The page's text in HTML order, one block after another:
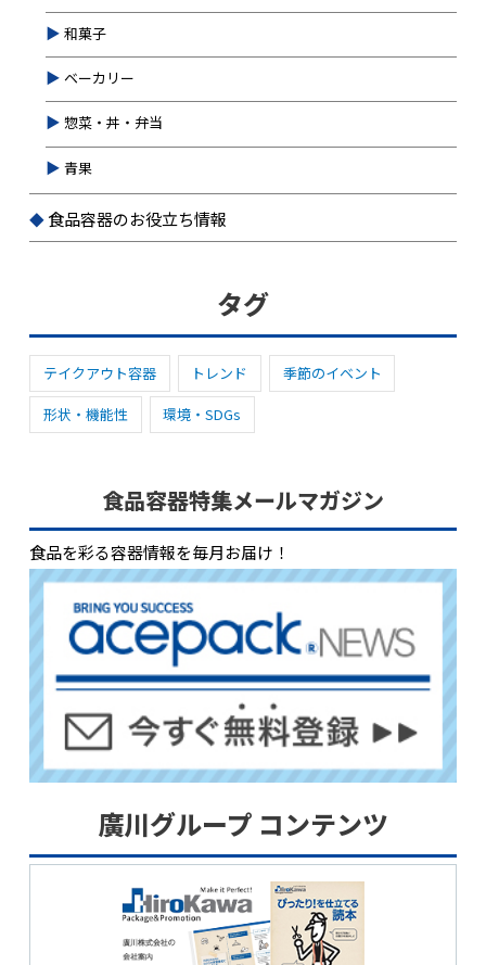
和菓子
ベーカリー
惣菜・丼・弁当
青果
食品容器のお役立ち情報
タグ
テイクアウト容器 トレンド
季節のイベント
形状・機能性
環境・SDGs
食品容器特集メールマガジン
食品を彩る容器情報を毎月お届け！
廣川グループ コンテンツ